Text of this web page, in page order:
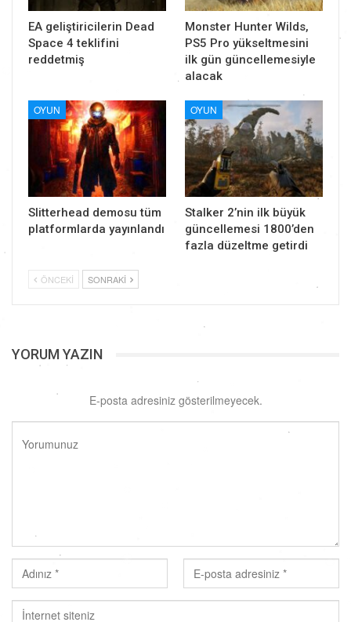
EA geliştiricilerin Dead
Space 4 teklifini
reddetmiş
Monster Hunter Wilds,
PS5 Pro yükseltmesini
ilk gün güncellemesiyle
alacak
OYUN
Slitterhead demosu tüm
platformlarda yayınlandı
OYUN
Stalker 2’nin ilk büyük
güncellemesi 1800’den
fazla düzeltme getirdi
ÖNCEKI SONRAKI
YORUM YAZIN
E-posta adresiniz gösterilmeyecek.